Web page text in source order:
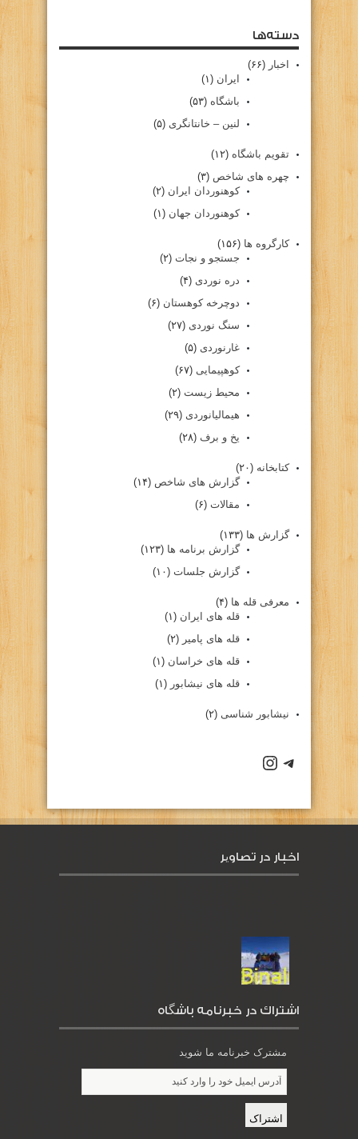
دسته‌ها
اخبار (۶۶)
ایران (۱)
باشگاه (۵۳)
لنین – خانتانگری (۵)
تقویم باشگاه (۱۲)
چهره های شاخص (۳)
کوهنوردان ایران (۲)
کوهنوردان جهان (۱)
کارگروه ها (۱۵۶)
جستجو و نجات (۲)
دره نوردی (۴)
دوچرخه کوهستان (۶)
سنگ نوردی (۲۷)
غارنوردی (۵)
کوهپیمایی (۶۷)
محیط زیست (۲)
هیمالیانوردی (۲۹)
یخ و برف (۲۸)
کتابخانه (۲۰)
گزارش های شاخص (۱۴)
مقالات (۶)
گزارش ها (۱۳۳)
گزارش برنامه ها (۱۲۳)
گزارش جلسات (۱۰)
معرفی قله ها (۴)
قله های ایران (۱)
قله های پامیر (۲)
قله های خراسان (۱)
قله های نیشابور (۱)
نیشابور شناسی (۲)
كانال تلگرام باشگاه
صفحه اينستاگرام باشگاه
اخبار در تصاویر
اشتراك در خبرنامه باشگاه
مشترک خبرنامه ما شوید